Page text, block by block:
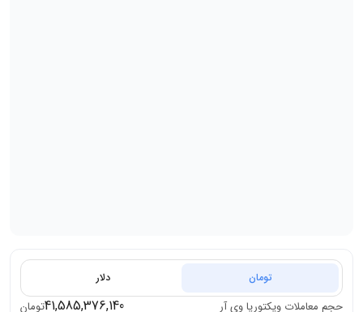
تومان دلار
حجم معاملات ویکتوریا وی آر 41,585,376,140تومان